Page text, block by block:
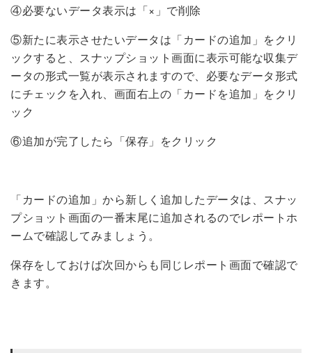
④必要ないデータ表示は「×」で削除
⑤新たに表示させたいデータは「カードの追加」をクリ
ックすると、スナップショット画面に表示可能な収集デ
ータの形式一覧が表示されますので、必要なデータ形式
にチェックを入れ、画面右上の「カードを追加」をクリ
ック
⑥追加が完了したら「保存」をクリック
「カードの追加」から新しく追加したデータは、スナッ
プショット画面の一番末尾に追加されるのでレポートホ
ームで確認してみましょう。
保存をしておけば次回からも同じレポート画面で確認で
きます。